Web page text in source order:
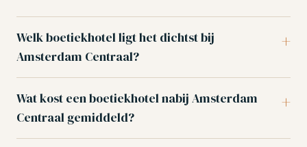
Welk boetiekhotel ligt het dichtst bij
Amsterdam Centraal?
Wat kost een boetiekhotel nabij Amsterdam
Centraal gemiddeld?